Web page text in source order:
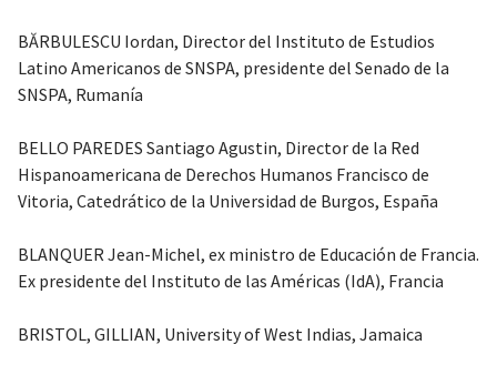
BĂRBULESCU Iordan, Director del Instituto de Estudios
Latino Americanos de SNSPA, presidente del Senado de la
SNSPA, Rumanía
BELLO PAREDES Santiago Agustin, Director de la Red
Hispanoamericana de Derechos Humanos Francisco de
Vitoria, Catedrático de la Universidad de Burgos, España
BLANQUER Jean-Michel, ex ministro de Educación de Francia.
Ex presidente del Instituto de las Américas (IdA), Francia
BRISTOL, GILLIAN, University of West Indias, Jamaica